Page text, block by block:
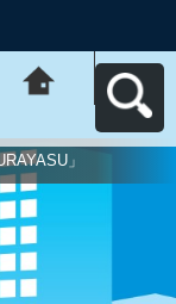
びねっと
」へ戻る
」